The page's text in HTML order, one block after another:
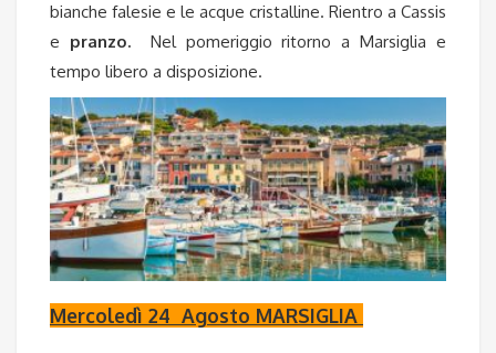
bianche falesie e le acque cristalline. Rientro a Cassis
e pranzo.Nel pomeriggio ritorno a Marsiglia e
tempo libero a disposizione.
Mercoledì 24 Agosto MARSIGLIA